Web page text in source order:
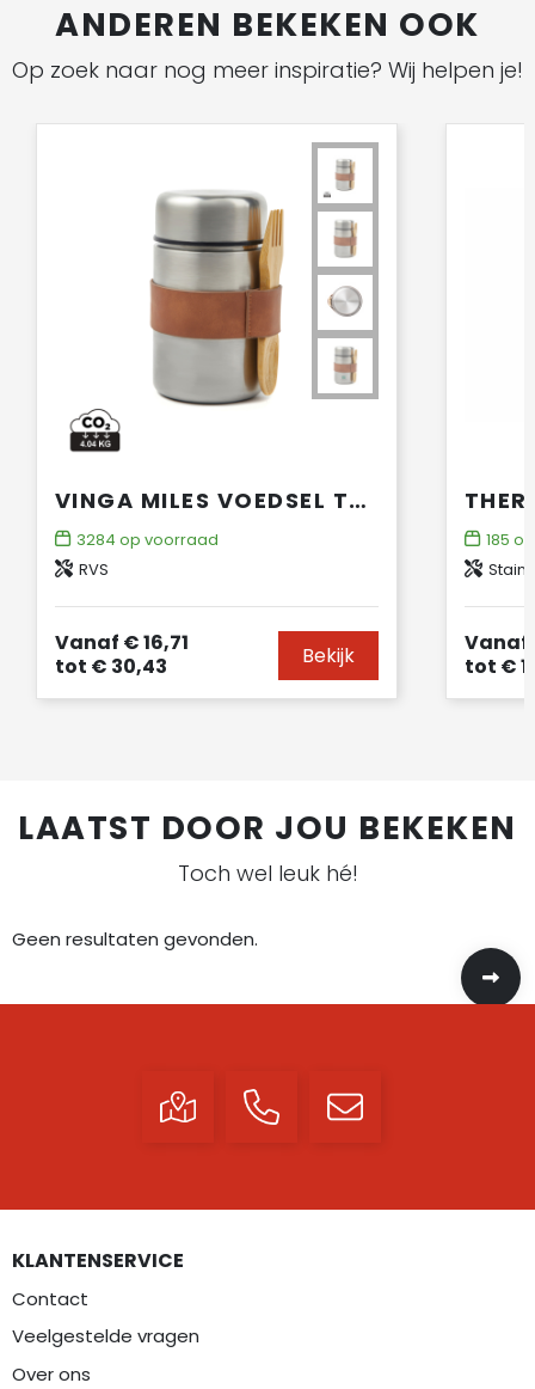
ANDEREN BEKEKEN OOK
Op zoek naar nog meer inspiratie? Wij helpen je!
VINGA MILES VOEDSEL THERMOSCONTAINER
3284 op voorraad
RVS
Vanaf € 16,71
tot € 30,43 Bekijk
185
Vanaf
tot €
LAATST DOOR JOU BEKEKEN
Toch wel leuk hé!
Geen resultaten gevonden.
KLANTENSERVICE
Contact
Veelgestelde vragen
Over ons